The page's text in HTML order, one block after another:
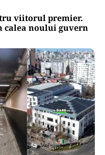
viitorul premier.
calea noului guvern